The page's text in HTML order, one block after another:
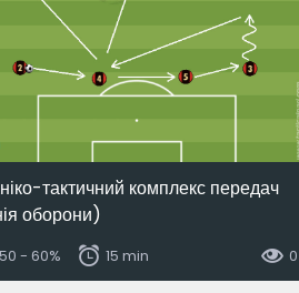
тактичний комплекс передач
оборони)
50 - 60% 15 min 0